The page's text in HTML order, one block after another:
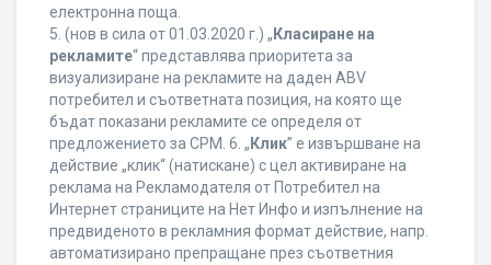
електронна поща.
5. (нов в сила от 01.03.2020 г.) „ Класиране на
рекламите“ представлява приоритета за
визуализиране на рекламите на даден ABV
потребител и съответната позиция, на която ще
бъдат показани рекламите се определя от
предложението за CPM. 6. „ Клик” е извършване на
действие „клик“ (натискане) с цел активиране на
реклама на Рекламодателя от Потребител на
Интернет страниците на Нет Инфо и изпълнение на
предвиденото в рекламния формат действие, напр.
автоматизирано препращане през съответния